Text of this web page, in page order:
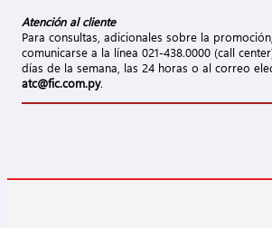
Atención al cliente
Para consultas, adicionales sobre la
comunicarse a la línea 021-438.0000 (call
días de la semana, las 24 horas o al correo
atc@fic.com.py.